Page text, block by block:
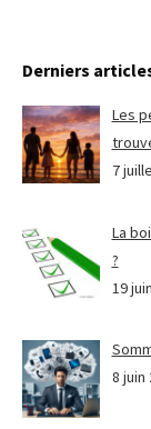
Derniers
Les
7
La
?
19
8 juin